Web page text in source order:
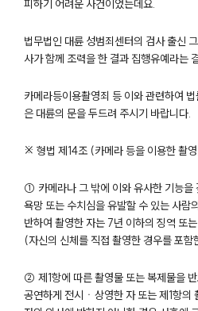
팀소
팀소개
대륜의
글로벌 파트
고객의 소
통합검
피하기 어려운 사건이었는데요.
법무법인 대륜 성범죄센터의 검사 출신
사가 함께 조력을 한 결과 집행유예라는
카메라등이용촬영죄 등 이와 관련하여
은 대륜의 문을 두드려 주시기 바랍니다.
※ 형법 제14조 (카메라 등을 이용한 촬
① 카메라나 그 밖에 이와 유사한 기능을
욕망 또는 수치심을 유발할 수 있는 사람
반하여 촬영한 자는 7년 이하의 징역 또
(자신의 신체를 직접 촬영한 경우를 포함
② 제1항에 따른 촬영물 또는 복제물을
공연하게 전시ㆍ상영한 자 또는 제1항의